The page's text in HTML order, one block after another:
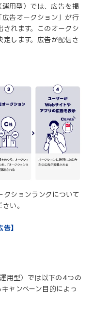
用型）では、広告を掲
告オークション」が行
れます。このオークシ
します。広告が配信さ
ションランクについて
い。
】
用型）では以下の4つの
ャンペーン目的によっ